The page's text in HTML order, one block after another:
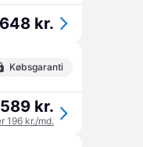
648 kr.
Købsgaranti
589 kr.
196 kr./md.